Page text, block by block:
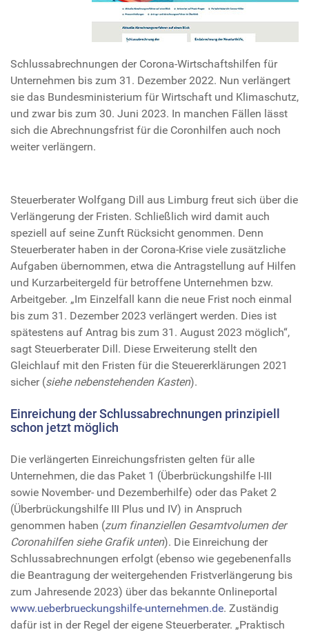
Schlussabrechnungen der Corona-Wirtschaftshilfen für
Unternehmen bis zum 31. Dezember 2022. Nun verlängert
sie das Bundesministerium für Wirtschaft und Klimaschutz,
und zwar bis zum 30. Juni 2023. In manchen Fällen lässt
sich die Abrechnungsfrist für die Coronhilfen auch noch
weiter verlängern.
Steuerberater Wolfgang Dill aus Limburg freut sich über die
Verlängerung der Fristen. Schließlich wird damit auch
speziell auf seine Zunft Rücksicht genommen. Denn
Steuerberater haben in der Corona-Krise viele zusätzliche
Aufgaben übernommen, etwa die Antragstellung auf Hilfen
und Kurzarbeitergeld für betroffene Unternehmen bzw.
Arbeitgeber. „Im Einzelfall kann die neue Frist noch einmal
bis zum 31. Dezember 2023 verlängert werden. Dies ist
spätestens auf Antrag bis zum 31. August 2023 möglich“,
sagt Steuerberater Dill. Diese Erweiterung stellt den
Gleichlauf mit den Fristen für die Steuererklärungen 2021
sicher (siehe nebenstehenden Kasten).
Einreichung der Schlussabrechnungen prinzipiell
schon jetzt möglich
Die verlängerten Einreichungsfristen gelten für alle
Unternehmen, die das Paket 1 (Überbrückungshilfe I-III
sowie November- und Dezemberhilfe) oder das Paket 2
(Überbrückungshilfe III Plus und IV) in Anspruch
genommen haben (zum finanziellen Gesamtvolumen der
Coronahilfen siehe Grafik unten). Die Einreichung der
Schlussabrechnungen erfolgt (ebenso wie gegebenenfalls
die Beantragung der weitergehenden Fristverlängerung bis
zum Jahresende 2023) über das bekannte Onlineportal
www.ueberbrueckungshilfe-unternehmen.de. Zuständig
dafür ist in der Regel der eigene Steuerberater. „Praktisch